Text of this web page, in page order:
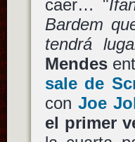
caer… "
Bardem
tendrá
Mendes
sale de
con Joe
el primer